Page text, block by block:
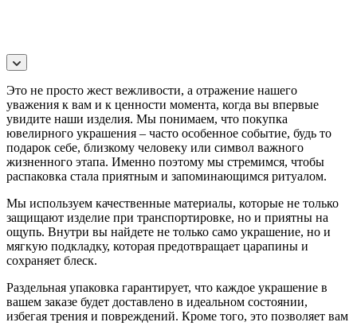
Это не просто жест вежливости, а отражение нашего
уважения к вам и к ценности момента, когда вы впервые
увидите наши изделия. Мы понимаем, что покупка
ювелирного украшения – часто особенное событие, будь то
подарок себе, близкому человеку или символ важного
жизненного этапа. Именно поэтому мы стремимся, чтобы
распаковка стала приятным и запоминающимся ритуалом.
Мы используем качественные материалы, которые не только
защищают изделие при транспортировке, но и приятны на
ощупь. Внутри вы найдете не только само украшение, но и
мягкую подкладку, которая предотвращает царапины и
сохраняет блеск.
Раздельная упаковка гарантирует, что каждое украшение в
вашем заказе будет доставлено в идеальном состоянии,
избегая трения и повреждений. Кроме того, это позволяет вам